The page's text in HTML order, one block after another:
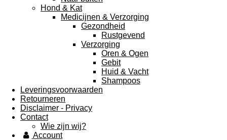
Hond & Kat
Medicijnen & Verzorging
Gezondheid
Rustgevend
Verzorging
Oren & Ogen
Gebit
Huid & Vacht
Shampoos
Leveringsvoorwaarden
Retourneren
Disclaimer - Privacy
Contact
Wie zijn wij?
Account